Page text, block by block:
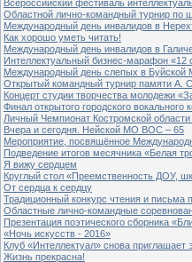
Всероссийский фестиваль
Областной лично-командный турнир
Международный день инвалидов в
Как хорошо уметь читать!
Международный день инвалидов в
Интеллектуальный бизнес-марафон «12
Международный день слепых в
Открытый командный турнир памяти А.
Концерт студии творчества молодежи
Финал открытого городского вокального
Личный Чемпионат Костромской
Вчера и сегодня. Нейской МО ВОС – 65
Мероприятие, посвящённое
Подведение итогов месячника «Белая
Я вижу сердцем
Круглый стол «Преемственность ДОУ,
От сердца к сердцу
Традиционный конкурс чтения и письма
Областные лично-командные
Презентация поэтического сборника
«Ночь искусств - 2016»
Клуб «Интеллектуал» снова приглашает
Жизнь прекрасна!